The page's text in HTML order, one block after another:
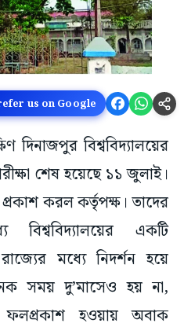
us on Google
দিনাজপুর বিশ্ববিদ্যালয়ের
শেষ হয়েছে ১১ জুলাই।
করল কর্তৃপক্ষ। তাদের
বিশ্ববিদ্যালয়ের একটি
মধ্যে নিদর্শন হয়ে
সময় দু’মাসেও হয় না,
ফলপ্রকাশ হওয়ায় অবাক